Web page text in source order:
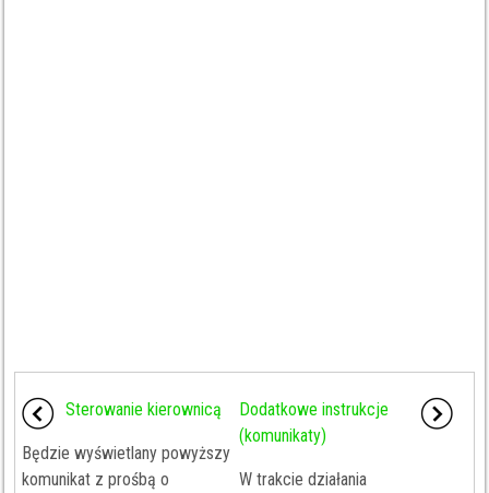
Sterowanie kierownicą
Będzie wyświetlany powyższy
komunikat z prośbą o
Dodatkowe instrukcje
(komunikaty)
W trakcie działania